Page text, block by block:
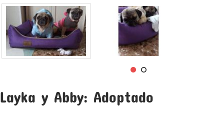
Layka y Abby: Adoptado